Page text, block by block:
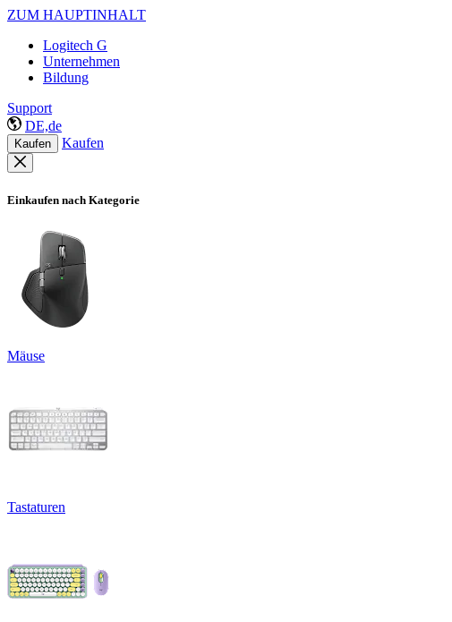
ZUM HAUPTINHALT
Logitech G
Unternehmen
Bildung
Support
DE,de
Kaufen Kaufen
Einkaufen nach Kategorie
Mäuse
Tastaturen